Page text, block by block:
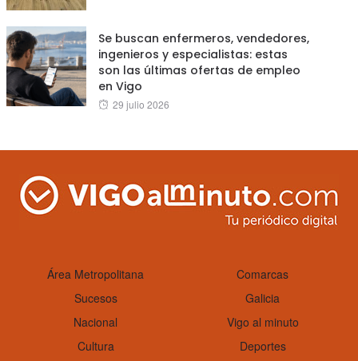
Se buscan enfermeros, vendedores,
ingenieros y especialistas: estas
son las últimas ofertas de empleo
en Vigo
Posted
29 julio 2026
Área Metropolitana
Comarcas
Sucesos
Galicia
Nacional
Vigo al minuto
Cultura
Deportes